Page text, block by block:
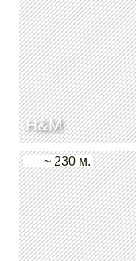
H&M
~ 230 м.